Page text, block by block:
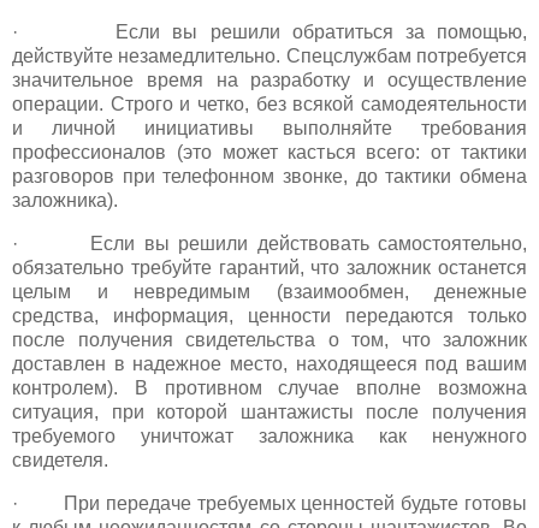
· Если вы решили обратиться за помощью,
действуйте незамедлительно. Спецслужбам потребуется
значительное время на разработку и осуществление
операции. Строго и четко, без всякой самодеятельности
и личной инициативы выполняйте требования
профессионалов (это может касться всего: от тактики
разговоров при телефонном звонке, до тактики обмена
заложника).
· Если вы решили действовать самостоятельно,
обязательно требуйте гарантий, что заложник останется
целым и невредимым (взаимообмен, денежные
средства, информация, ценности передаются только
после получения свидетельства о том, что заложник
доставлен в надежное место, находящееся под вашим
контролем). В противном случае вполне возможна
ситуация, при которой шантажисты после получения
требуемого уничтожат заложника как ненужного
свидетеля.
· При передаче требуемых ценностей будьте готовы